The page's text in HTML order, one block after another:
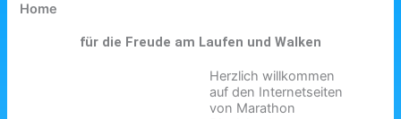
Home
für die Freude am Laufen und Walken
Herzlich willkommen
auf den Internetseiten
von Marathon